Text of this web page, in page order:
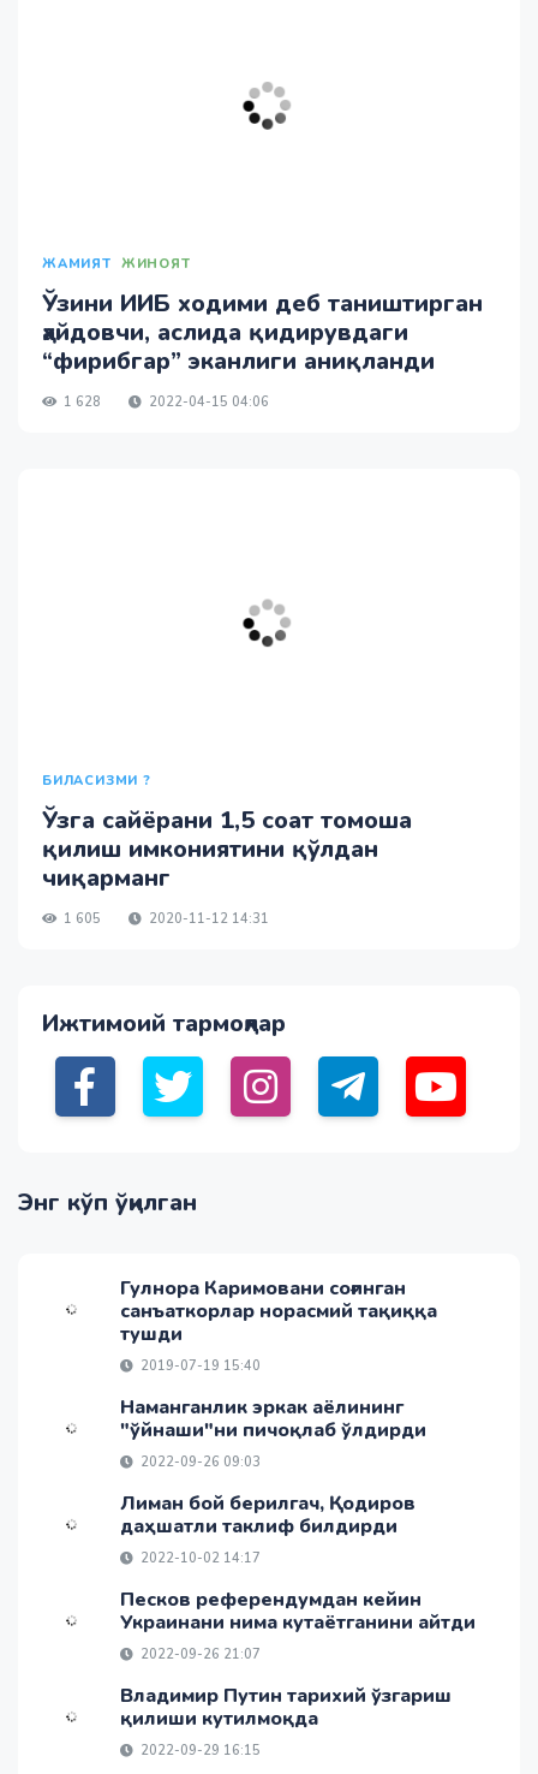
ЖАМИЯТ ЖИНОЯТ
Ўзини ИИБ ходими деб таништирган
ҳайдовчи, аслида қидирувдаги
“фирибгар” эканлиги аниқланди
1 628 2022-04-15 04:06
БИЛАСИЗМИ ?
Ўзга сайёрани 1,5 соат томоша
қилиш имкониятини қўлдан
чиқарманг
1 605 2020-11-12 14:31
Ижтимоий тармоқлар
Энг кўп ўқилган
Гулнора Каримовани соғинган
санъаткорлар норасмий тақиққа
тушди
2019-07-19 15:40
Наманганлик эркак аёлининг
"ўйнаши"ни пичоқлаб ўлдирди
2022-09-26 09:03
Лиман бой берилгач, Қодиров
даҳшатли таклиф билдирди
2022-10-02 14:17
Песков референдумдан кейин
Украинани нима кутаётганини айтди
2022-09-26 21:07
Владимир Путин тарихий ўзгариш
қилиши кутилмоқда
2022-09-29 16:15